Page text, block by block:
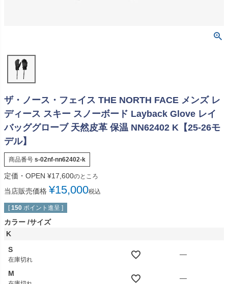
ザ・ノース・フェイス THE NORTH FACE メンズ レ
ディース スキー スノーボード Layback Glove レイ
バッググローブ 天然皮革 保温 NN62402 K【25-26モ
デル】
商品番号 s-02nf-nn62402-k
定価・OPEN ¥17,600のところ
当店販売価格 ¥15,000税込
[ 150 ポイント進呈 ]
カラー サイズ
K
S
在庫切れ
—
M
—